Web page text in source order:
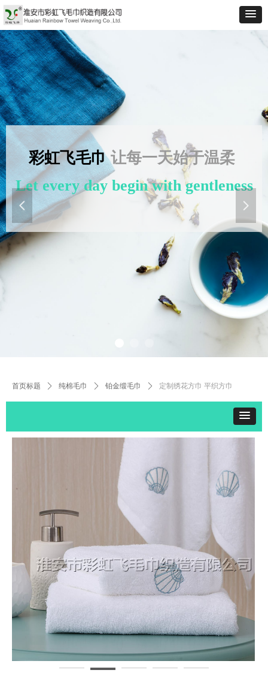
彩虹飞毛巾 让每一天始于温柔
Let every day begin with gentleness
넳 넲
首页标题 ꄲ 纯棉毛巾 ꄲ 铂金缎毛巾 ꄲ 定制绣花方巾 平织方巾